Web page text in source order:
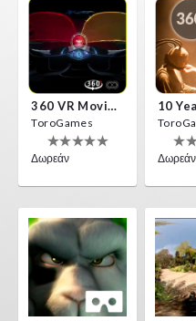
360 VR Movie Experience
ToroGames
Δωρεάν Δωρεάν